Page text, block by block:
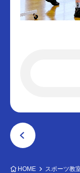
HOME スポーツ教